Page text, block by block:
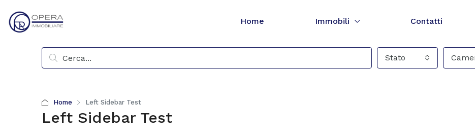
Home Immobili Contatti
Stato
Home Left Sidebar Test
Left Sidebar Test